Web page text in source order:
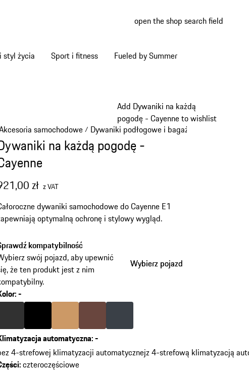
open the shop search field
styl życia Sport i fitness Fueled by Summer
Add Dywaniki na każdą
pogodę - Cayenne to wishlist
samochodowe/ Dywaniki podłogowe i bagażnik
na każdą pogodę -
zł z VAT
dywaniki samochodowe do Cayenne E1
optymalną ochronę i stylowy wygląd.
kompatybilność
swój pojazd, aby upewnić
że ten produkt jest z nim
Wybierz pojazd
Wybierz pojazd
:-
szary agatowy
Kolor czarny
Kolor beżowy luxor
Kolor brązowy truflowy
Kolor niebieski grafitowy
automatyczna:-
4-strefowej klimatyzacji automatycznejz 4-strefową klimatyzacją
:czteroczęściowe